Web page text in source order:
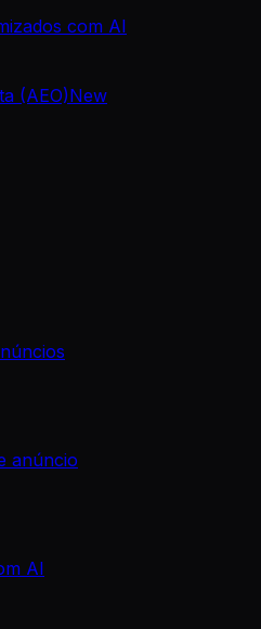
com AI
(AEO)New
anúncio
AI